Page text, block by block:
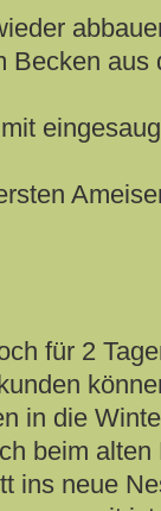
Becken aus
für 2
in die
beim
ins neue